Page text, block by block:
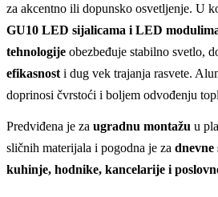
za akcentno ili dopunsko osvetljenje. U
GU10 LED sijalicama i LED
tehnologije obezbeđuje stabilno svetlo,
efikasnost i dug vek trajanja rasvete.
doprinosi čvrstoći i boljem odvođenju
Predviđena je za ugradnu montažu u
sličnih materijala i pogodna je za dnevne
kuhinje, hodnike, kancelarije i